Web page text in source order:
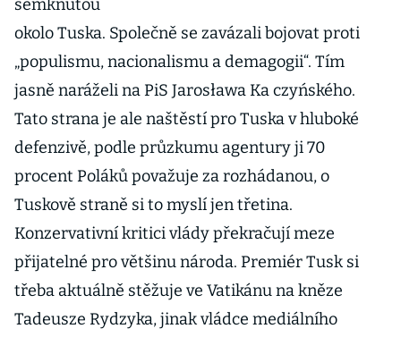
semknutou
okolo Tuska. Společně se zavázali bojovat proti
„populismu, nacionalismu a demagogii“. Tím
jasně naráželi na PiS Jarosława Ka czyńského.
Tato strana je ale naštěstí pro Tuska v hluboké
defenzivě, podle průzkumu agentury ji 70
procent Poláků považuje za rozhádanou, o
Tuskově straně si to myslí jen třetina.
Konzervativní kritici vlády překračují meze
přijatelné pro většinu národa. Premiér Tusk si
třeba aktuálně stěžuje ve Vatikánu na kněze
Tadeusze Rydzyka, jinak vládce mediálního